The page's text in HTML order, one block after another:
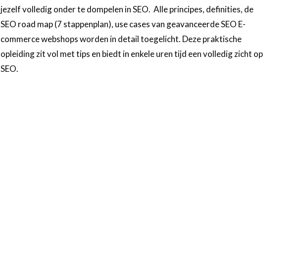
jezelf volledig onder te dompelen in SEO. Alle principes, definities, de
SEO road map (7 stappenplan), use cases van geavanceerde SEO E-
commerce webshops worden in detail toegelicht. Deze praktische
opleiding zit vol met tips en biedt in enkele uren tijd een volledig zicht op
SEO.